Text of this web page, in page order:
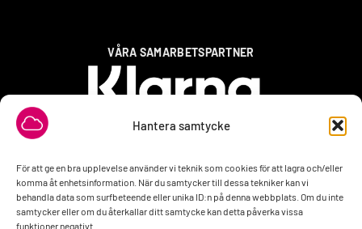
Hantera samtycke
För att ge en bra upplevelse använder vi teknik som cookies för att lagra och/eller
komma åt enhetsinformation. När du samtycker till dessa tekniker kan vi
behandla data som surfbeteende eller unika ID:n på denna webbplats. Om du inte
samtycker eller om du återkallar ditt samtycke kan detta påverka vissa
funktioner negativt.
VÅRA SAMARBETSPARTNER